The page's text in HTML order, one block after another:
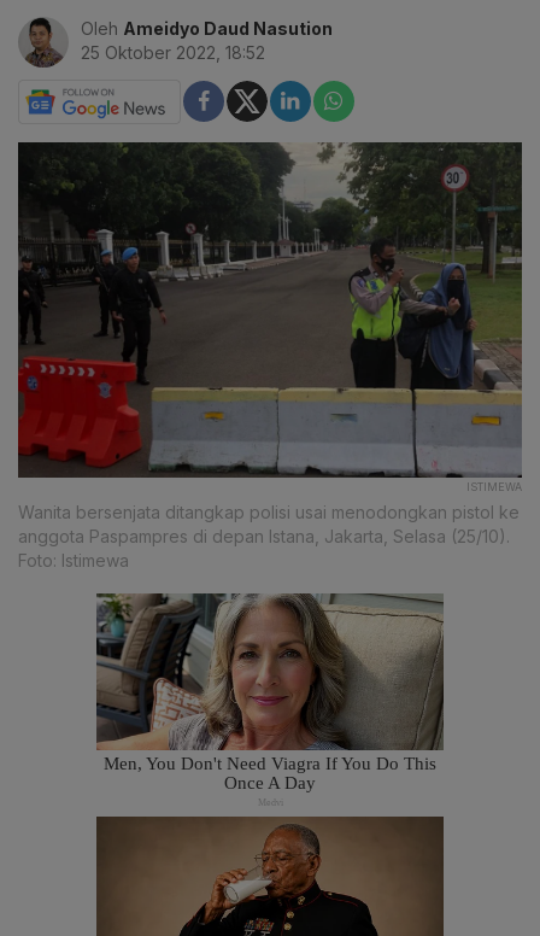
Oleh Ameidyo Daud Nasution
25 Oktober 2022, 18:52
ISTIMEWA
Wanita bersenjata ditangkap polisi usai menodongkan pistol ke
anggota Paspampres di depan Istana, Jakarta, Selasa (25/10).
Foto: Istimewa